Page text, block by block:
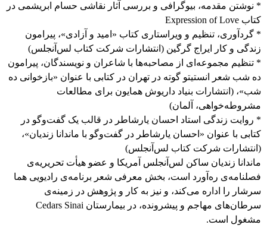
* نوشتن مقدمه، بیوگرافی و بررسی آثار نقاشی حسام ابریشمی در
کتاب Expression of Love
* گردآوری، تنظیم و ویراستاری کتاب «امید و آزادی»، پیرامون
زندگی و کار ایراج گرگین (انتشارات شرکت کتاب لس‌آنجلس)
* تنظیم مجموعه‌ای از مصاحبه‌ها با شاعران و نویسندگان، پیرامون
ده شب شعر انستیتو گوته در تهران در کتابی با عنوان «بازخوانی ده
شب»، (انتشارات بنیاد داریوش همایون برای مطالعات
مشروطه‌خواهی، آلمان)
* روایت زندگی استاد احسان یارشاطر در قالب یک گفت‌وگو در
کتابی با عنوان «احسان یارشاطر در گفت‌وگو با ماندانا زندیان»،
(انتشارات شرکت کتاب لس‌آنجلس)
ماندانا زندیان ساکن لس‌آنجلس آمریکا و عضو هیأت تحریریه‌ی
فصلنامه‌ی ره‌آورد است، بخش معرفی شعر برنامه‌ی رادیویی هما
سرشار را اداره می‌کند، و نیز به کار و پژوهش در زمینه‌ی
سرطان‌های مهاجم و پیشرونده، در بیمارستان Cedars Sinai
مشغول است.